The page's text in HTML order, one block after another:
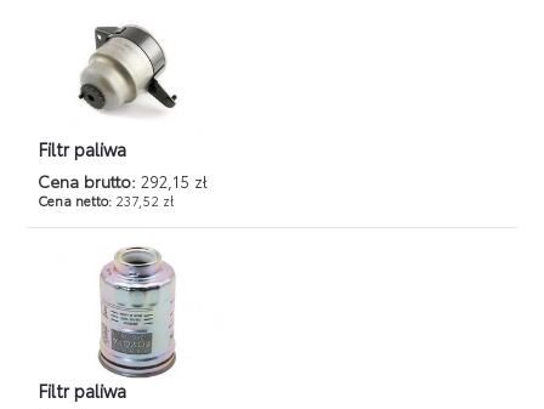
Filtr paliwa
Cena brutto: 292,15 zł
Cena netto: 237,52 zł
Filtr paliwa